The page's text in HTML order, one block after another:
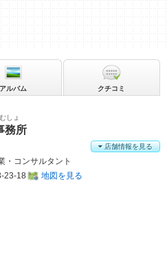
しょ
務所
・コンサルタント
23-18 地図を見る
店舗情報を見る
アルバム クチコミ